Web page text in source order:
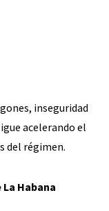
inseguridad
acelerando el
del régimen.
Habana